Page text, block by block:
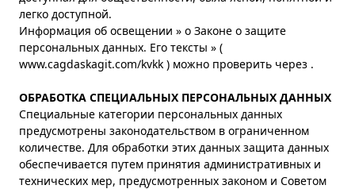
легко доступной.
Информация об освещении » о Законе о защите
персональных данных. Его тексты » (
www.cagdaskagit.com/kvkk ) можно проверить через .
ОБРАБОТКА СПЕЦИАЛЬНЫХ ПЕРСОНАЛЬНЫХ ДАННЫХ
Специальные категории персональных данных
предусмотрены законодательством в ограниченном
количестве. Для обработки этих данных защита данных
обеспечивается путем принятия административных и
технических мер, предусмотренных законом и Советом